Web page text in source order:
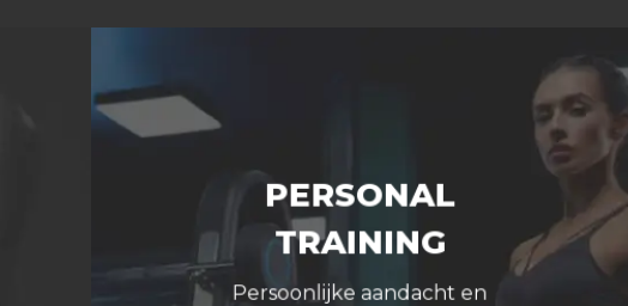
PERSONAL
TRAINING
Persoonlijke aandacht en